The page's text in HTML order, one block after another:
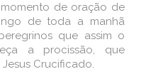
de oração de
de toda a manhã
que assim o
a procissão, que
Crucificado.